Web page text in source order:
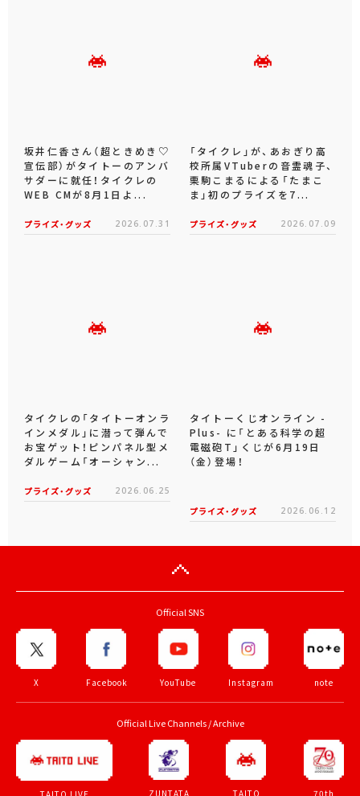
坂井仁香さん（超ときめき♡
宣伝部）がタイトーのアンバ
サダーに就任！タイクレの
WEB CMが8月1日よ...
プライズ・グッズ 2026.07.31
「タイクレ」が、あおぎり高
校所属VTuberの音霊魂子、
栗駒こまるによる「たまこ
ま」初のプライズを7...
プライズ・グッズ 2026.07.09
タイクレの「タイトーオンラ
インメダル」に潜って弾んで
お宝ゲット！ピンパネル型メ
ダルゲーム「オーシャン...
プライズ・グッズ 2026.06.25
タイトーくじオンライン -
Plus- に「とある科学の超
電磁砲T」くじが6月19日
（金）登場！
プライズ・グッズ 2026.06.12
Official SNS
X Facebook YouTube Instagram note
Official Live Channels / Archive
ZUNTATA TAITO 70th